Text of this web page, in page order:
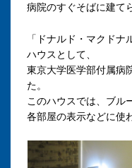
病院のすぐそばに建て
「ドナルド・マクド
ハウスとして、
東京大学医学部付属病
た。
このハウスでは、ブル
各部屋の表示などに使